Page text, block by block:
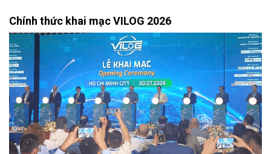
Chính thức khai mạc VILOG 2026